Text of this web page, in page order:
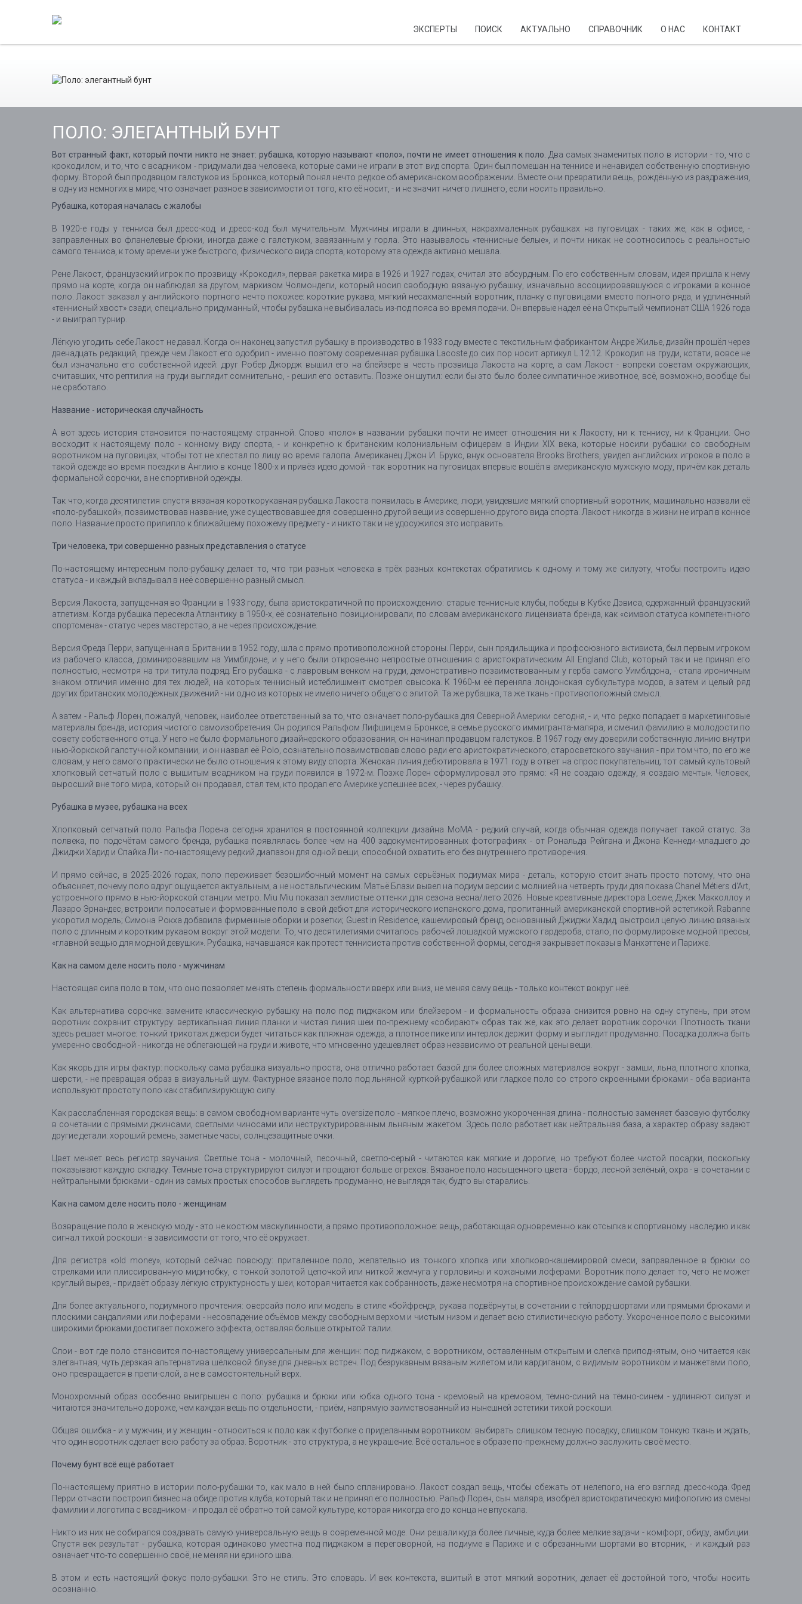
ЭКСПЕРТЫ ПОИСК АКТУАЛЬНО CПРАВОЧНИК О НАС КОНТАКТ
ПОЛО: ЭЛЕГАНТНЫЙ БУНТ
Вот странный факт, который почти никто не знает: рубашка, которую называют «поло», почти не имеет отношения к поло. Два самых знаменитых поло в истории - то, что с
крокодилом, и то, что с всадником - придумали два человека, которые сами не играли в этот вид спорта. Один был помешан на теннисе и ненавидел собственную спортивную
форму. Второй был продавцом галстуков из Бронкса, который понял нечто редкое об американском воображении. Вместе они превратили вещь, рождённую из раздражения,
в одну из немногих в мире, что означает разное в зависимости от того, кто её носит, - и не значит ничего лишнего, если носить правильно.
Рубашка, которая началась с жалобы
В 1920-е годы у тенниса был дресс-код, и дресс-код был мучительным. Мужчины играли в длинных, накрахмаленных рубашках на пуговицах - таких же, как в офисе, -
заправленных во фланелевые брюки, иногда даже с галстуком, завязанным у горла. Это называлось «теннисные белые», и почти никак не соотносилось с реальностью
самого тенниса, к тому времени уже быстрого, физического вида спорта, которому эта одежда активно мешала.
Рене Лакост, французский игрок по прозвищу «Крокодил», первая ракетка мира в 1926 и 1927 годах, считал это абсурдным. По его собственным словам, идея пришла к нему
прямо на корте, когда он наблюдал за другом, маркизом Чолмондели, который носил свободную вязаную рубашку, изначально ассоциировавшуюся с игроками в конное
поло. Лакост заказал у английского портного нечто похожее: короткие рукава, мягкий несахмаленный воротник, планку с пуговицами вместо полного ряда, и удлинённый
«теннисный хвост» сзади, специально придуманный, чтобы рубашка не выбивалась из-под пояса во время подачи. Он впервые надел её на Открытый чемпионат США 1926 года
- и выиграл турнир.
Лёгкую угодить себе Лакост не давал. Когда он наконец запустил рубашку в производство в 1933 году вместе с текстильным фабрикантом Андре Жилье, дизайн прошёл через
двенадцать редакций, прежде чем Лакост его одобрил - именно поэтому современная рубашка Lacoste до сих пор носит артикул L.12.12. Крокодил на груди, кстати, вовсе не
был изначально его собственной идеей: друг Робер Джордж вышил его на блейзере в честь прозвища Лакоста на корте, а сам Лакост - вопреки советам окружающих,
считавших, что рептилия на груди выглядит сомнительно, - решил его оставить. Позже он шутил: если бы это было более симпатичное животное, всё, возможно, вообще бы
не сработало.
Название - историческая случайность
А вот здесь история становится по-настоящему странной. Слово «поло» в названии рубашки почти не имеет отношения ни к Лакосту, ни к теннису, ни к Франции. Оно
восходит к настоящему поло - конному виду спорта, - и конкретно к британским колониальным офицерам в Индии XIX века, которые носили рубашки со свободным
воротником на пуговицах, чтобы тот не хлестал по лицу во время галопа. Американец Джон И. Брукс, внук основателя Brooks Brothers, увидел английских игроков в поло в
такой одежде во время поездки в Англию в конце 1800-х и привёз идею домой - так воротник на пуговицах впервые вошёл в американскую мужскую моду, причём как деталь
формальной сорочки, а не спортивной одежды.
Так что, когда десятилетия спустя вязаная короткорукавная рубашка Лакоста появилась в Америке, люди, увидевшие мягкий спортивный воротник, машинально назвали её
«поло-рубашкой», позаимствовав название, уже существовавшее для совершенно другой вещи из совершенно другого вида спорта. Лакост никогда в жизни не играл в конное
поло. Название просто прилипло к ближайшему похожему предмету - и никто так и не удосужился это исправить.
Три человека, три совершенно разных представления о статусе
По-настоящему интересным поло-рубашку делает то, что три разных человека в трёх разных контекстах обратились к одному и тому же силуэту, чтобы построить идею
статуса - и каждый вкладывал в неё совершенно разный смысл.
Версия Лакоста, запущенная во Франции в 1933 году, была аристократичной по происхождению: старые теннисные клубы, победы в Кубке Дэвиса, сдержанный французский
атлетизм. Когда рубашка пересекла Атлантику в 1950-х, её сознательно позиционировали, по словам американского лицензиата бренда, как «символ статуса компетентного
спортсмена» - статус через мастерство, а не через происхождение.
Версия Фреда Перри, запущенная в Британии в 1952 году, шла с прямо противоположной стороны. Перри, сын прядильщика и профсоюзного активиста, был первым игроком
из рабочего класса, доминировавшим на Уимблдоне, и у него были откровенно непростые отношения с аристократическим All England Club, который так и не принял его
полностью, несмотря на три титула подряд. Его рубашка - с лавровым венком на груди, демонстративно позаимствованным у герба самого Уимблдона, - стала ироничным
знаком отличия именно для тех людей, на которых теннисный истеблишмент смотрел свысока. К 1960-м её переняла лондонская субкультура модов, а затем и целый ряд
других британских молодёжных движений - ни одно из которых не имело ничего общего с элитой. Та же рубашка, та же ткань - противоположный смысл.
А затем - Ральф Лорен, пожалуй, человек, наиболее ответственный за то, что означает поло-рубашка для Северной Америки сегодня, - и, что редко попадает в маркетинговые
материалы бренда, история чистого самоизобретения. Он родился Ральфом Лифшицем в Бронксе, в семье русского иммигранта-маляра, и сменил фамилию в молодости по
совету собственного отца. У него не было формального дизайнерского образования, он начинал продавцом галстуков. В 1967 году ему доверили собственную линию внутри
нью-йоркской галстучной компании, и он назвал её Polo, сознательно позаимствовав слово ради его аристократического, старосветского звучания - при том что, по его же
словам, у него самого практически не было отношения к этому виду спорта. Женская линия дебютировала в 1971 году в ответ на спрос покупательниц; тот самый культовый
хлопковый сетчатый поло с вышитым всадником на груди появился в 1972-м. Позже Лорен сформулировал это прямо: «Я не создаю одежду, я создаю мечты». Человек,
выросший вне того мира, который он продавал, стал тем, кто продал его Америке успешнее всех, - через рубашку.
Рубашка в музее, рубашка на всех
Хлопковый сетчатый поло Ральфа Лорена сегодня хранится в постоянной коллекции дизайна MoMA - редкий случай, когда обычная одежда получает такой статус. За
полвека, по подсчётам самого бренда, рубашка появлялась более чем на 400 задокументированных фотографиях - от Рональда Рейгана и Джона Кеннеди-младшего до
Джиджи Хадид и Спайка Ли - по-настоящему редкий диапазон для одной вещи, способной охватить его без внутреннего противоречия.
И прямо сейчас, в 2025-2026 годах, поло переживает безошибочный момент на самых серьёзных подиумах мира - деталь, которую стоит знать просто потому, что она
объясняет, почему поло вдруг ощущается актуальным, а не ностальгическим. Матьё Блази вывел на подиум версии с молнией на четверть груди для показа Chanel Métiers d'Art,
устроенного прямо в нью-йоркской станции метро. Miu Miu показал землистые оттенки для сезона весна/лето 2026. Новые креативные директора Loewe, Джек Макколлоу и
Лазаро Эрнандес, встроили полосатые и формованные поло в свой дебют для исторического испанского дома, пропитанный американской спортивной эстетикой. Rabanne
укоротил модель; Симона Рокха добавила фирменные оборки и розетки; Guest in Residence, кашемировый бренд, основанный Джиджи Хадид, выстроил целую линию вязаных
поло с длинным и коротким рукавом вокруг этой модели. То, что десятилетиями считалось рабочей лошадкой мужского гардероба, стало, по формулировке модной прессы,
«главной вещью для модной девушки». Рубашка, начавшаяся как протест теннисиста против собственной формы, сегодня закрывает показы в Манхэттене и Париже.
Как на самом деле носить поло - мужчинам
Настоящая сила поло в том, что оно позволяет менять степень формальности вверх или вниз, не меняя саму вещь - только контекст вокруг неё.
Как альтернатива сорочке: замените классическую рубашку на поло под пиджаком или блейзером - и формальность образа снизится ровно на одну ступень, при этом
воротник сохранит структуру: вертикальная линия планки и чистая линия шеи по-прежнему «собирают» образ так же, как это делает воротник сорочки. Плотность ткани
здесь решает многое: тонкий трикотаж джерси будет читаться как пляжная одежда, а плотное пике или интерлок держит форму и выглядит продуманно. Посадка должна быть
умеренно свободной - никогда не облегающей на груди и животе, что мгновенно удешевляет образ независимо от реальной цены вещи.
Как якорь для игры фактур: поскольку сама рубашка визуально проста, она отлично работает базой для более сложных материалов вокруг - замши, льна, плотного хлопка,
шерсти, - не превращая образ в визуальный шум. Фактурное вязаное поло под льняной курткой-рубашкой или гладкое поло со строго скроенными брюками - оба варианта
используют простоту поло как стабилизирующую силу.
Как расслабленная городская вещь: в самом свободном варианте чуть oversize поло - мягкое плечо, возможно укороченная длина - полностью заменяет базовую футболку
в сочетании с прямыми джинсами, светлыми чиносами или неструктурированным льняным жакетом. Здесь поло работает как нейтральная база, а характер образу задают
другие детали: хороший ремень, заметные часы, солнцезащитные очки.
Цвет меняет весь регистр звучания. Светлые тона - молочный, песочный, светло-серый - читаются как мягкие и дорогие, но требуют более чистой посадки, поскольку
показывают каждую складку. Тёмные тона структурируют силуэт и прощают больше огрехов. Вязаное поло насыщенного цвета - бордо, лесной зелёный, охра - в сочетании с
нейтральными брюками - один из самых простых способов выглядеть продуманно, не выглядя так, будто вы старались.
Как на самом деле носить поло - женщинам
Возвращение поло в женскую моду - это не костюм маскулинности, а прямо противоположное: вещь, работающая одновременно как отсылка к спортивному наследию и как
сигнал тихой роскоши - в зависимости от того, что её окружает.
Для регистра «old money», который сейчас повсюду: приталенное поло, желательно из тонкого хлопка или хлопково-кашемировой смеси, заправленное в брюки со
стрелками или плиссированную миди-юбку, с тонкой золотой цепочкой или ниткой жемчуга у горловины и кожаными лоферами. Воротник поло делает то, чего не может
круглый вырез, - придаёт образу лёгкую структурность у шеи, которая читается как собранность, даже несмотря на спортивное происхождение самой рубашки.
Для более актуального, подиумного прочтения: оверсайз поло или модель в стиле «бойфренд», рукава подвёрнуты, в сочетании с тейлорд-шортами или прямыми брюками и
плоскими сандалиями или лоферами - несовпадение объёмов между свободным верхом и чистым низом и делает всю стилистическую работу. Укороченное поло с высокими
широкими брюками достигает похожего эффекта, оставляя больше открытой талии.
Слои - вот где поло становится по-настоящему универсальным для женщин: под пиджаком, с воротником, оставленным открытым и слегка приподнятым, оно читается как
элегантная, чуть дерзкая альтернатива шёлковой блузе для дневных встреч. Под безрукавным вязаным жилетом или кардиганом, с видимым воротником и манжетами поло,
оно превращается в препи-слой, а не в самостоятельный верх.
Монохромный образ особенно выигрышен с поло: рубашка и брюки или юбка одного тона - кремовый на кремовом, тёмно-синий на тёмно-синем - удлиняют силуэт и
читаются значительно дороже, чем каждая вещь по отдельности, - приём, напрямую заимствованный из нынешней эстетики тихой роскоши.
Общая ошибка - и у мужчин, и у женщин - относиться к поло как к футболке с приделанным воротником: выбирать слишком тесную посадку, слишком тонкую ткань и ждать,
что один воротник сделает всю работу за образ. Воротник - это структура, а не украшение. Всё остальное в образе по-прежнему должно заслужить своё место.
Почему бунт всё ещё работает
По-настоящему приятно в истории поло-рубашки то, как мало в ней было спланировано. Лакост создал вещь, чтобы сбежать от нелепого, на его взгляд, дресс-кода. Фред
Перри отчасти построил бизнес на обиде против клуба, который так и не принял его полностью. Ральф Лорен, сын маляра, изобрёл аристократическую мифологию из смены
фамилии и логотипа с всадником - и продал её обратно той самой культуре, которая никогда его до конца не впускала.
Никто из них не собирался создавать самую универсальную вещь в современной моде. Они решали куда более личные, куда более мелкие задачи - комфорт, обиду, амбиции.
Спустя век результат - рубашка, которая одинаково уместна под пиджаком в переговорной, на подиуме в Париже и с обрезанными шортами во вторник, - и каждый раз
означает что-то совершенно своё, не меняя ни единого шва.
В этом и есть настоящий фокус поло-рубашки. Это не стиль. Это словарь. И век контекста, вшитый в этот мягкий воротник, делает её достойной того, чтобы носить
осознанно.